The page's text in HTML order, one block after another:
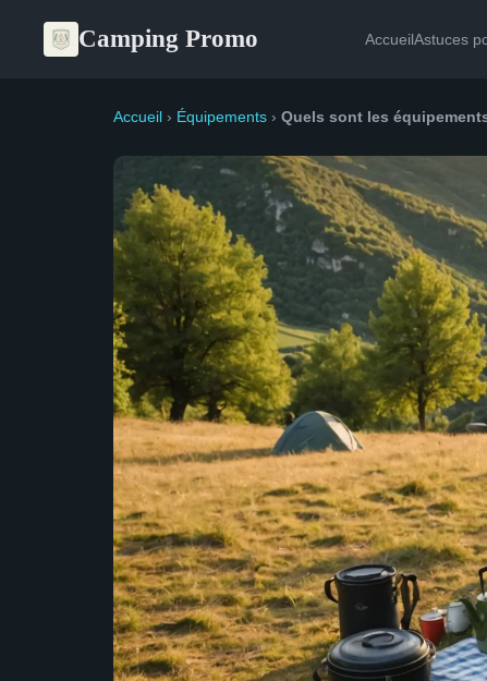
Camping Promo AccueilAstuces
Accueil › Équipements › Quels sont les